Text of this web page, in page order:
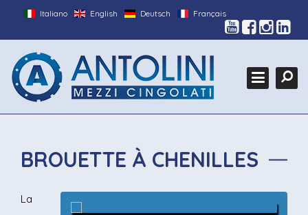
Italiano English Deutsch Français
Search
BROUETTE À CHENILLES
La
HOME
L'ENTREPRISE
PRODUITS
CUSTOM
CONTACTS